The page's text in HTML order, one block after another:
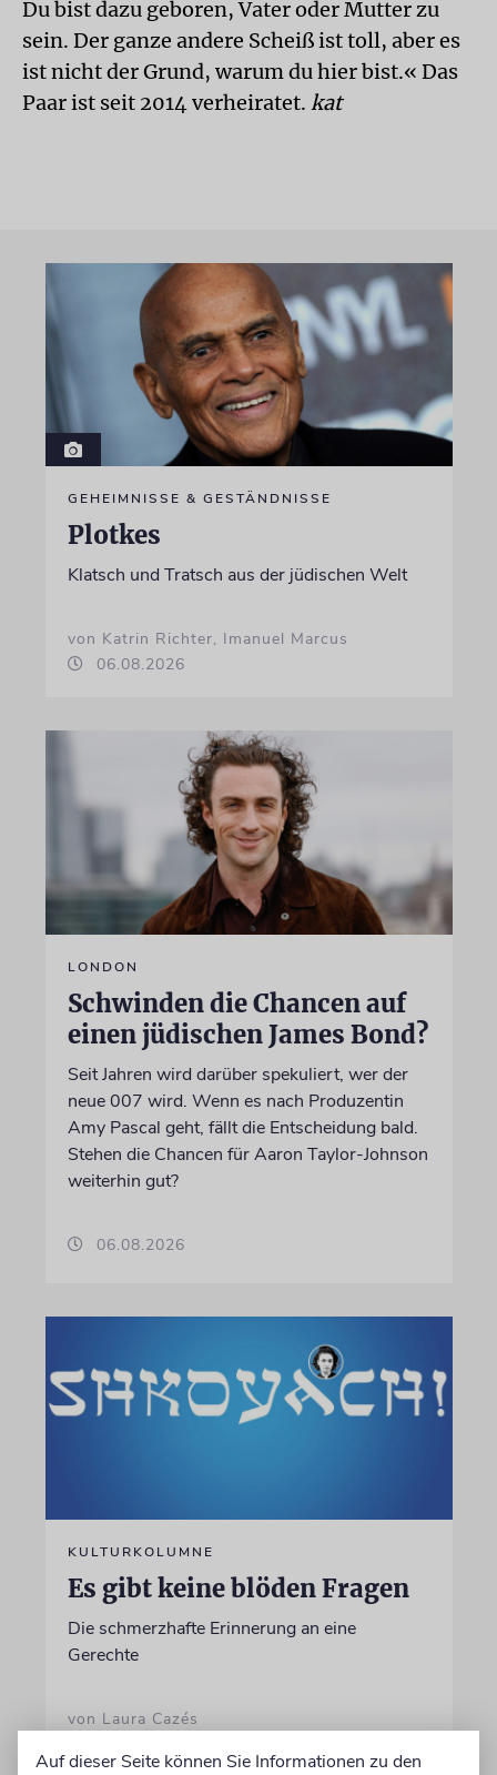
Du bist dazu geboren, Vater oder Mutter zu
sein. Der ganze andere Scheiß ist toll, aber es
ist nicht der Grund, warum du hier bist.« Das
Paar ist seit 2014 verheiratet. kat
GEHEIMNISSE & GESTÄNDNISSE
Plotkes
Klatsch und Tratsch aus der jüdischen Welt
von Katrin Richter, Imanuel Marcus
06.08.2026
LONDON
Schwinden die Chancen auf
einen jüdischen James Bond?
Seit Jahren wird darüber spekuliert, wer der
neue 007 wird. Wenn es nach Produzentin
Amy Pascal geht, fällt die Entscheidung bald.
Stehen die Chancen für Aaron Taylor-Johnson
weiterhin gut?
06.08.2026
KULTURKOLUMNE
Es gibt keine blöden Fragen
Die schmerzhafte Erinnerung an eine
Gerechte
von Laura Cazés
Auf dieser Seite können Sie Informationen zu den